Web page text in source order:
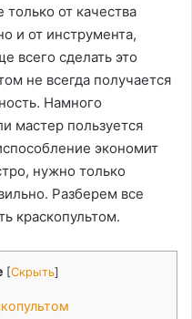
только от качества
и от инструмента,
всего сделать это
не всегда получается
Намного
мастер пользуется
экономит
нужно только
Разберем все
краскопультом.
[Скрыть]